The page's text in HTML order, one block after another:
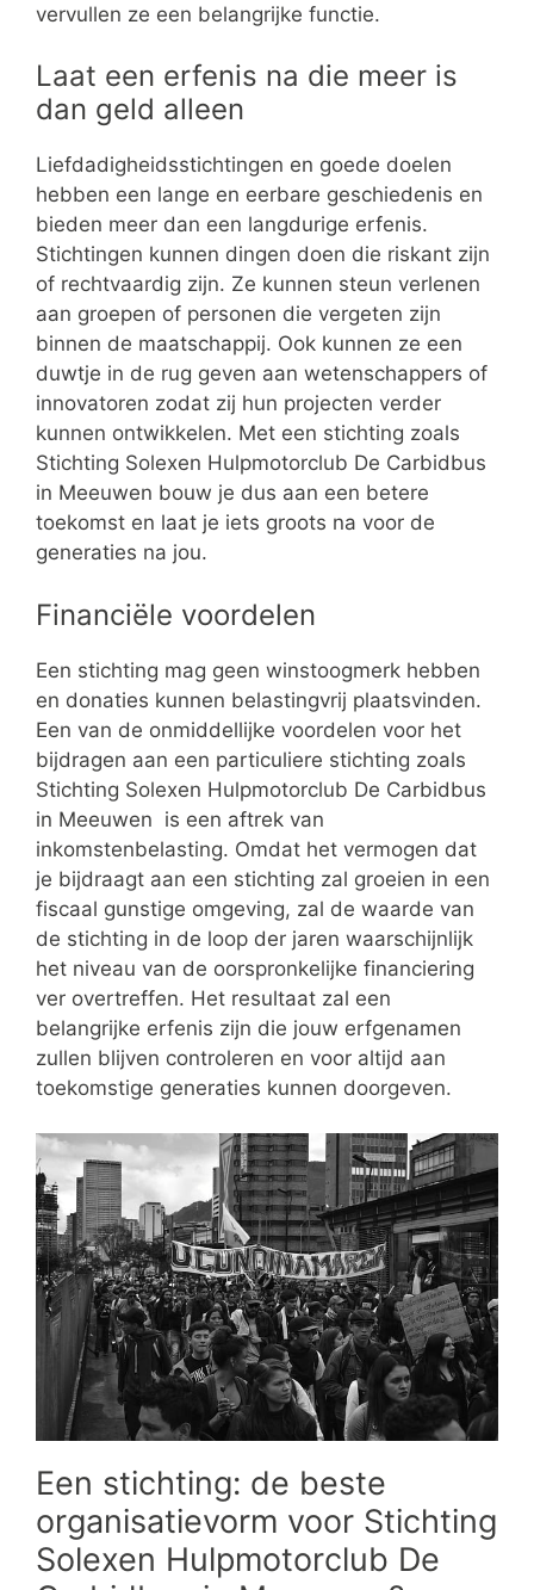
vervullen ze een belangrijke functie.
Laat een erfenis na die meer is
dan geld alleen
Liefdadigheidsstichtingen en goede doelen
hebben een lange en eerbare geschiedenis en
bieden meer dan een langdurige erfenis.
Stichtingen kunnen dingen doen die riskant zijn
of rechtvaardig zijn. Ze kunnen steun verlenen
aan groepen of personen die vergeten zijn
binnen de maatschappij. Ook kunnen ze een
duwtje in de rug geven aan wetenschappers of
innovatoren zodat zij hun projecten verder
kunnen ontwikkelen. Met een stichting zoals
Stichting Solexen Hulpmotorclub De Carbidbus
in Meeuwen bouw je dus aan een betere
toekomst en laat je iets groots na voor de
generaties na jou.
Financiële voordelen
Een stichting mag geen winstoogmerk hebben
en donaties kunnen belastingvrij plaatsvinden.
Een van de onmiddellijke voordelen voor het
bijdragen aan een particuliere stichting zoals
Stichting Solexen Hulpmotorclub De Carbidbus
in Meeuwen is een aftrek van
inkomstenbelasting. Omdat het vermogen dat
je bijdraagt aan een stichting zal groeien in een
fiscaal gunstige omgeving, zal de waarde van
de stichting in de loop der jaren waarschijnlijk
het niveau van de oorspronkelijke financiering
ver overtreffen. Het resultaat zal een
belangrijke erfenis zijn die jouw erfgenamen
zullen blijven controleren en voor altijd aan
toekomstige generaties kunnen doorgeven.
Een stichting: de beste
organisatievorm voor Stichting
Solexen Hulpmotorclub De